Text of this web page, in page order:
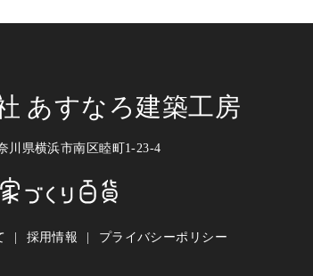
あすなろ建築工房
川県横浜市南区睦町1-23-4
採用情報 プライバシーポリシー